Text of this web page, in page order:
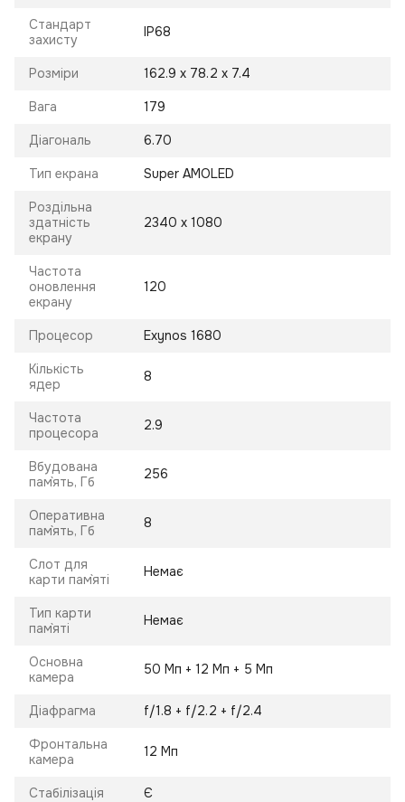
Стандарт
захисту
IP68
Розміри 162.9 x 78.2 x 7.4
Вага 179
Діагональ 6.70
Тип екрана Super AMOLED
Роздільна
здатність
екрану
2340 x 1080
Частота
оновлення
екрану
120
Процесор Exynos 1680
Кількість
ядер
8
Частота
процесора
2.9
Вбудована
пам`ять, Гб
256
Оперативна
пам`ять, Гб
8
Слот для
карти пам`яті
Немає
Тип карти
пам`яті
Немає
Основна
камера
50 Мп + 12 Мп + 5 Мп
Діафрагма f/1.8 + f/2.2 + f/2.4
Фронтальна
камера
12 Мп
Стабілізація Є